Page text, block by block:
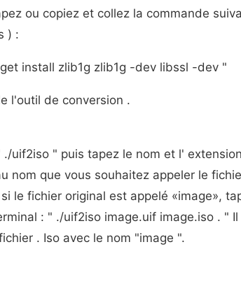
ou copiez et collez la commande
) :
install zlib1g zlib1g -dev libssl -dev "
l'outil de conversion .
./uif2iso " puis tapez le nom et l'
nom que vous souhaitez appeler le
le fichier original est appelé «image»,
: " ./uif2iso image.uif image.iso . "
. Iso avec le nom "image ".